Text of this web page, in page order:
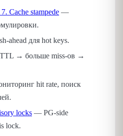
Cache stampede —
ahead для hot keys.
→ больше miss-ов →
hit rate, поиск
locks — PG-side
lock.